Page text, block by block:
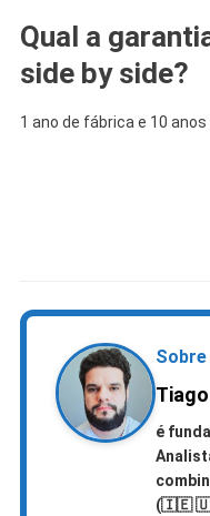
Qual a
side byside?
1 ano de fábrica e 10
é
(🇮🇪